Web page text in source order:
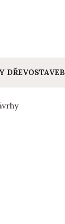
DŘEVOSTAVEB